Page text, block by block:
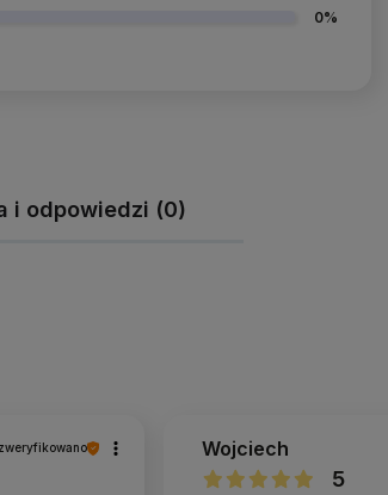
0%
i odpowiedzi (0)
zweryfikowano Wojciech
5